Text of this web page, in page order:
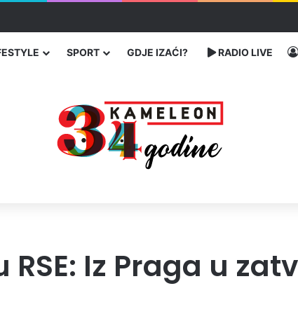
status za Memorijalni centar Srebrenica
SPORT GDJE IZAĆI? RADIO LIVE
Iz Praga u